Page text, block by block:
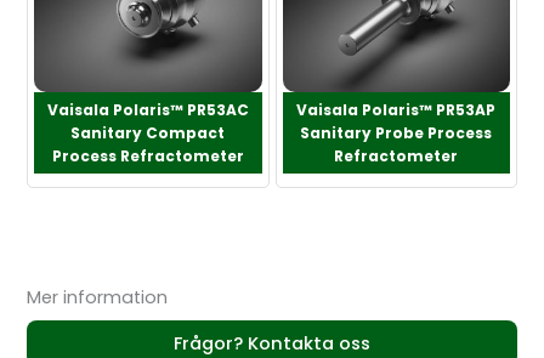
Vaisala Polaris™ PR53AC
Sanitary Compact
Process Refractometer
Vaisala Polaris™ PR53AP
Sanitary Probe Process
Refractometer
Mer information
Frågor? Kontakta oss